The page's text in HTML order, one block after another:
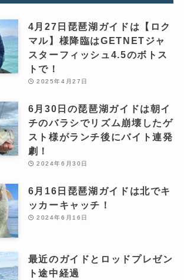
4月27日琵琶湖ガイドは【ロク
マル】様降臨はGETNETジャ
スターフィッシュ4.5のボトス
トで！
2025年4月27日
6月30日の琵琶湖ガイドは朝イ
チのバラシでリズム崩壊したゲ
スト様がランチ後にバイト連発
劇！
2024年6月30日
6月16日琵琶湖ガイドは北でキ
ッカーキャッチ！
2024年6月16日
最近のガイドとロッドプレゼン
ト途中経過